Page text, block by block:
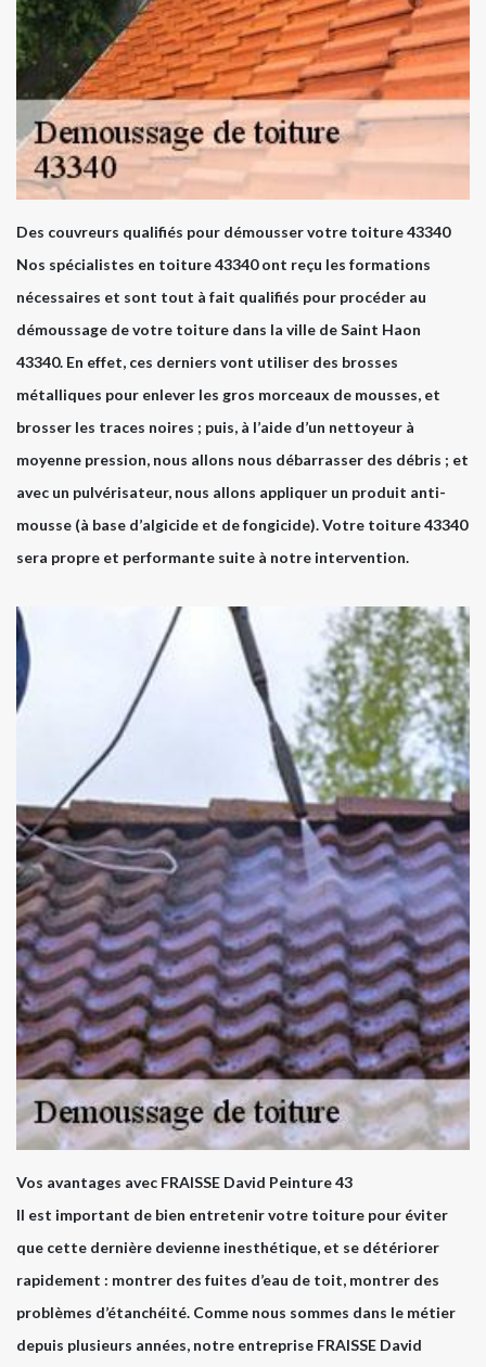
Des couvreurs qualifiés pour démousser votre toiture 43340
Nos spécialistes en toiture 43340 ont reçu les formations
nécessaires et sont tout à fait qualifiés pour procéder au
démoussage de votre toiture dans la ville de Saint Haon
43340. En effet, ces derniers vont utiliser des brosses
métalliques pour enlever les gros morceaux de mousses, et
brosser les traces noires ; puis, à l’aide d’un nettoyeur à
moyenne pression, nous allons nous débarrasser des débris ; et
avec un pulvérisateur, nous allons appliquer un produit anti-
mousse (à base d’algicide et de fongicide). Votre toiture 43340
sera propre et performante suite à notre intervention.
Vos avantages avec FRAISSE David Peinture 43
Il est important de bien entretenir votre toiture pour éviter
que cette dernière devienne inesthétique, et se détériorer
rapidement : montrer des fuites d’eau de toit, montrer des
problèmes d’étanchéité. Comme nous sommes dans le métier
depuis plusieurs années, notre entreprise FRAISSE David